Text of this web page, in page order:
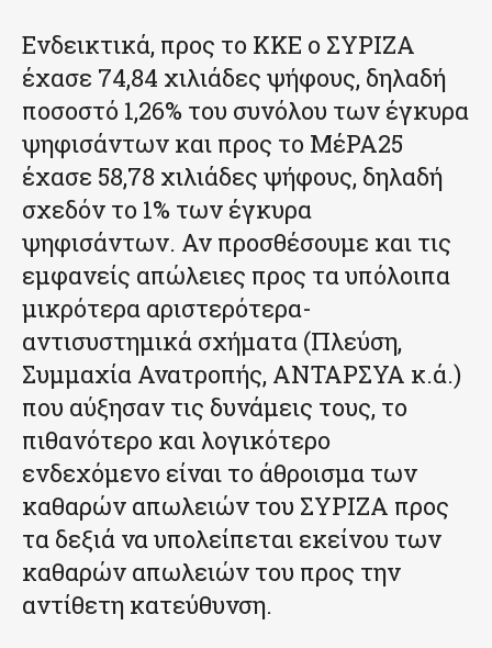
Ενδεικτικά, προς το ΚΚΕ ο ΣΥΡΙΖΑ
έχασε 74,84 χιλιάδες ψήφους, δηλαδή
ποσοστό 1,26% του συνόλου των έγκυρα
ψηφισάντων και προς το ΜέΡΑ25
έχασε 58,78 χιλιάδες ψήφους, δηλαδή
σχεδόν το 1% των έγκυρα
ψηφισάντων. Αν προσθέσουμε και τις
εμφανείς απώλειες προς τα υπόλοιπα
μικρότερα αριστερότερα-
αντισυστημικά σχήματα (Πλεύση,
Συμμαχία Ανατροπής, ΑΝΤΑΡΣΥΑ κ.ά.)
που αύξησαν τις δυνάμεις τους, το
πιθανότερο και λογικότερο
ενδεχόμενο είναι το άθροισμα των
καθαρών απωλειών του ΣΥΡΙΖΑ προς
τα δεξιά να υπολείπεται εκείνου των
καθαρών απωλειών του προς την
αντίθετη κατεύθυνση.